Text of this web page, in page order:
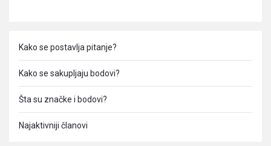
Kako se postavlja pitanje?
Kako se sakupljaju bodovi?
Šta su značke i bodovi?
Najaktivniji članovi